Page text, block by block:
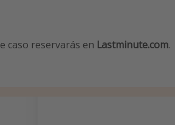
caso reservarás en Lastminute.com.